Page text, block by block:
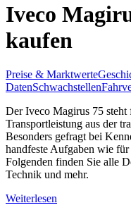
Iveco
kaufen
Preise & Marktwerte
DatenSchwachstellen
Der Iveco Magirus 75 steht
Transportleistung aus der
Besonders gefragt bei
handfeste Aufgaben wie
Folgenden finden Sie alle
Technik und mehr.
Weiterlesen